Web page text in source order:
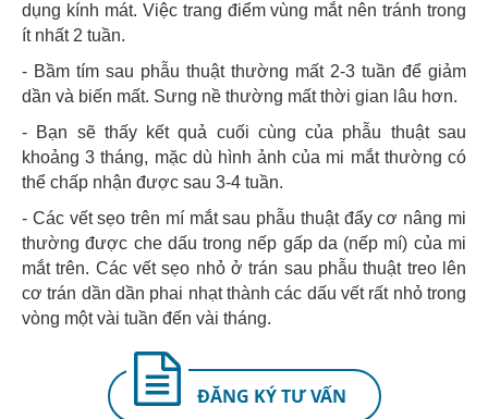
dụng kính mát. Việc trang điểm vùng mắt nên tránh trong
ít nhất 2 tuần.
- Bầm tím sau phẫu thuật thường mất 2-3 tuần để giảm
dần và biến mất. Sưng nề thường mất thời gian lâu hơn.
- Bạn sẽ thấy kết quả cuối cùng của phẫu thuật sau
khoảng 3 tháng, mặc dù hình ảnh của mi mắt thường có
thể chấp nhận được sau 3-4 tuần.
- Các vết sẹo trên mí mắt sau phẫu thuật đẩy cơ nâng mi
thường được che dấu trong nếp gấp da (nếp mí) của mi
mắt trên. Các vết sẹo nhỏ ở trán sau phẫu thuật treo lên
cơ trán dần dần phai nhạt thành các dấu vết rất nhỏ trong
vòng một vài tuần đến vài tháng.
ĐĂNG KÝ TƯ VẤN